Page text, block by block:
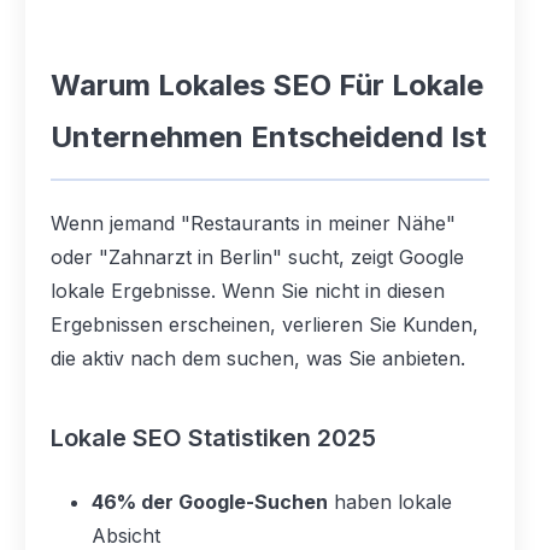
Warum Lokales SEO Für Lokale
Unternehmen Entscheidend Ist
Wenn jemand "Restaurants in meiner Nähe"
oder "Zahnarzt in Berlin" sucht, zeigt Google
lokale Ergebnisse. Wenn Sie nicht in diesen
Ergebnissen erscheinen, verlieren Sie Kunden,
die aktiv nach dem suchen, was Sie anbieten.
Lokale SEO Statistiken 2025
46% der Google-Suchen haben lokale
Absicht